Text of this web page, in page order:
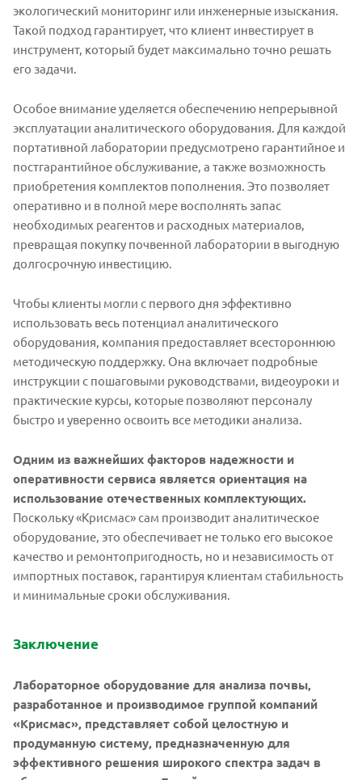
экологический мониторинг или инженерные изыскания.
Такой подход гарантирует, что клиент инвестирует в
инструмент, который будет максимально точно решать
его задачи.
Особое внимание уделяется обеспечению непрерывной
эксплуатации аналитического оборудования. Для каждой
портативной лаборатории предусмотрено гарантийное и
постгарантийное обслуживание, а также возможность
приобретения комплектов пополнения. Это позволяет
оперативно и в полной мере восполнять запас
необходимых реагентов и расходных материалов,
превращая покупку почвенной лаборатории в выгодную
долгосрочную инвестицию.
Чтобы клиенты могли с первого дня эффективно
использовать весь потенциал аналитического
оборудования, компания предоставляет всестороннюю
методическую поддержку. Она включает подробные
инструкции с пошаговыми руководствами, видеоуроки и
практические курсы, которые позволяют персоналу
быстро и уверенно освоить все методики анализа.
Одним из важнейших факторов надежности и
оперативности сервиса является ориентация на
использование отечественных комплектующих.
Поскольку «Крисмас» сам производит аналитическое
оборудование, это обеспечивает не только его высокое
качество и ремонтопригодность, но и независимость от
импортных поставок, гарантируя клиентам стабильность
и минимальные сроки обслуживания.
Заключение
Лабораторное оборудование для анализа почвы,
разработанное и производимое группой компаний
«Крисмас», представляет собой целостную и
продуманную систему, предназначенную для
эффективного решения широкого спектра задач в